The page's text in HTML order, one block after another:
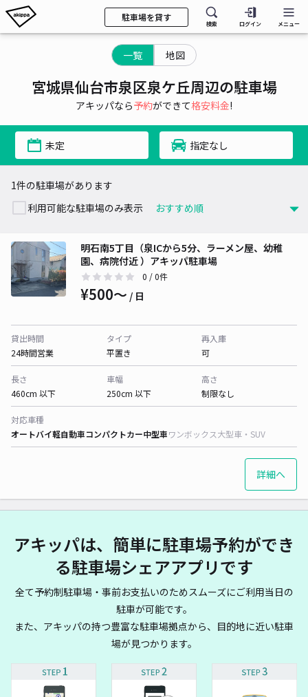
駐車場を貸す
検索 ログイン メニュー
一覧 地図
宮城県仙台市泉区泉ケ丘周辺の駐車場
アキッパなら予約ができて格安料金!
未定 指定なし
1件の駐車場があります
利用可能な駐車場のみ表示
明石南5丁目（泉ICから5分、ラーメン屋、幼稚
園、病院付近 ）アキッパ駐車場
0 / 0件
¥500〜 / 日
貸出時間
24時間営業
タイプ
平置き
再入庫
可
長さ
460cm 以下
車幅
250cm 以下
高さ
制限なし
対応車種
オートバイ軽自動車コンパクトカー中型車ワンボックス大型車・SUV
詳細へ
アキッパは、簡単に駐車場予約ができ
る駐車場シェアアプリです
全て予約制駐車場・事前お支払いのためスムーズにご利用当日の
駐車が可能です。
また、アキッパの持つ豊富な駐車場拠点から、目的地に近い駐車
場が見つかります。